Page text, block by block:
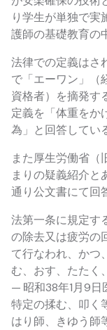
り学生が単独で実
護師の基礎教育の
法律での定義はさ
で「エーワン」（
資格者）を摘発す
定義を「体重をか
為」と回答してい
また厚生労働省（
まりの疑義紹介と
通り公文書にて回
法第一条に規定す
の除去又は疲労の
て行なわれ、かつ
む、おす、たたく
— 昭和38年1月9
特定の揉む、叩く
はり師、きゆう師